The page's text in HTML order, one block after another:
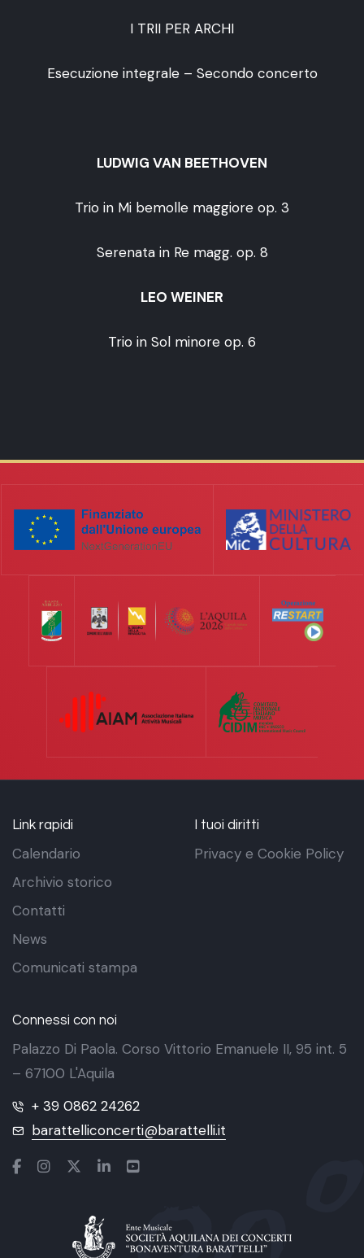
I TRII PER ARCHI
Esecuzione integrale – Secondo concerto
LUDWIG VAN BEETHOVEN
Trio in Mi bemolle maggiore op. 3
Serenata in Re magg. op. 8
LEO WEINER
Trio in Sol minore op. 6
Link rapidi
Calendario
Archivio storico
Contatti
News
Comunicati stampa
I tuoi diritti
Privacy e Cookie Policy
Connessi con noi
Palazzo Di Paola. Corso Vittorio Emanuele II, 95 int. 5
– 67100 L'Aquila
+ 39 0862 24262
barattelliconcerti@barattelli.it